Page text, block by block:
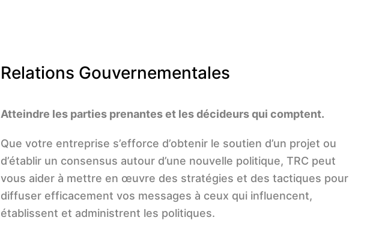
Relations Gouvernementales
Atteindre les parties prenantes et les décideurs qui comptent.
Que votre entreprise s’efforce d’obtenir le soutien d’un projet ou
d’établir un consensus autour d’une nouvelle politique, TRC peut
vous aider à mettre en œuvre des stratégies et des tactiques pour
diffuser efficacement vos messages à ceux qui influencent,
établissent et administrent les politiques.